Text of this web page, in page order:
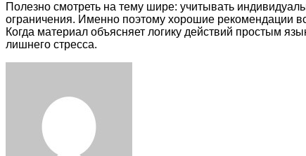
Полезно смотреть на тему шире: учитывать
ограничения. Именно поэтому хорошие рекомендации
Когда материал объясняет логику действий простым
лишнего стресса.